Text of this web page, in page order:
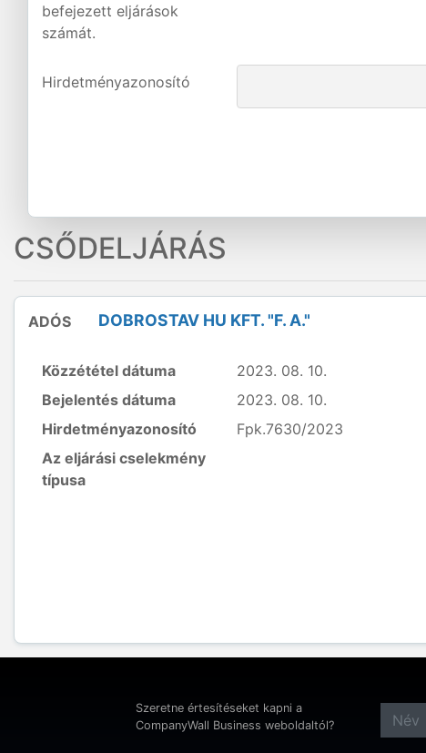
befejezett eljárások
számát.
Hirdetményazonosító
CSŐDELJÁRÁS
ADÓS DOBROSTAV HU KFT. "F. A."
Közzététel dátuma
2023. 08. 10.
Bejelentés dátuma
2023. 08. 10.
Hirdetményazonosító
Fpk.7630/2023
Az eljárási cselekmény
típusa
Szeretne értesítéseket kapni a
CompanyWall Business weboldaltól?